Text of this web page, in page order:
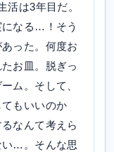
活は3年目だ。
になる…！そう
った。何度お
お皿。脱ぎっ
ム。そして、
もいいのか
なんて考えら
い…。そんな思